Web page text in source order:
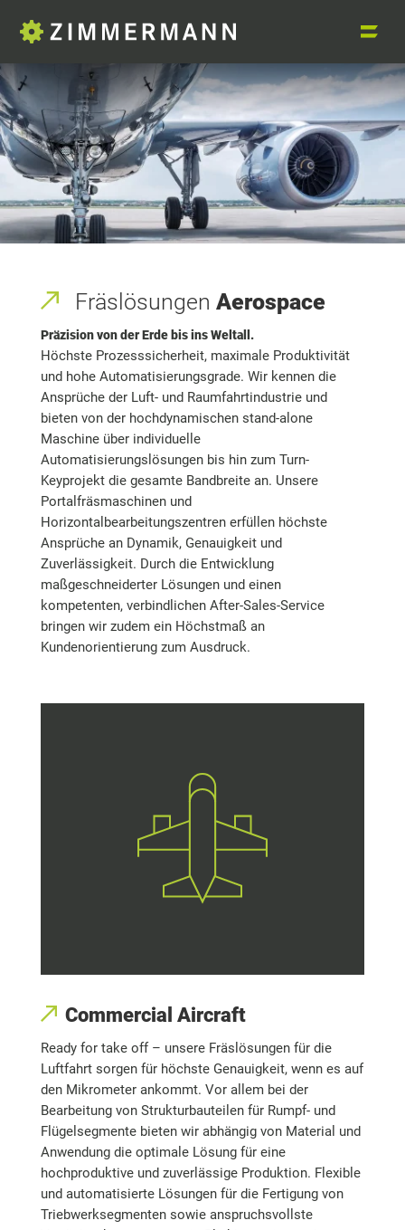
Fräslösungen Aerospace
Präzision von der Erde bis ins Weltall.
Höchste Prozesssicherheit, maximale Produktivität
und hohe Automatisierungsgrade. Wir kennen die
Ansprüche der Luft- und Raumfahrtindustrie und
bieten von der hochdynamischen stand-alone
Maschine über individuelle
Automatisierungslösungen bis hin zum Turn-
Keyprojekt die gesamte Bandbreite an. Unsere
Portalfräsmaschinen und
Horizontalbearbeitungszentren erfüllen höchste
Ansprüche an Dynamik, Genauigkeit und
Zuverlässigkeit. Durch die Entwicklung
maßgeschneiderter Lösungen und einen
kompetenten, verbindlichen After-Sales-Service
bringen wir zudem ein Höchstmaß an
Kundenorientierung zum Ausdruck.
Commercial Aircraft
Ready for take off – unsere Fräslösungen für die
Luftfahrt sorgen für höchste Genauigkeit, wenn es auf
den Mikrometer ankommt. Vor allem bei der
Bearbeitung von Strukturbauteilen für Rumpf- und
Flügelsegmente bieten wir abhängig von Material und
Anwendung die optimale Lösung für eine
hochproduktive und zuverlässige Produktion. Flexible
und automatisierte Lösungen für die Fertigung von
Triebwerksegmenten sowie anspruchsvollste